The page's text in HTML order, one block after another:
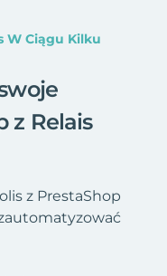
W Ciągu Kilku
z Relais
z PrestaShop